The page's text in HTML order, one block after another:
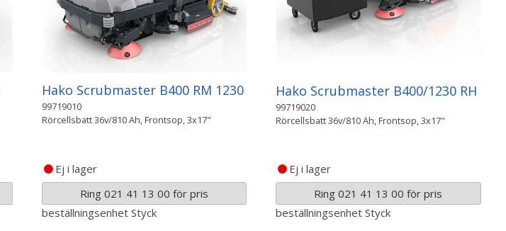
Hako Scrubmaster B400 RM 1230
99719010
Rörcellsbatt 36v/810 Ah, Frontsop, 3x17"
Ej i lager
Ring 021 41 13 00 för pris
beställningsenhet Styck
Hako Scrubmaster B400/1230 RH
99719020
Rörcellsbatt 36v/810 Ah, Frontsop, 3x17"
Ej i lager
Ring 021 41 13 00 för pris
beställningsenhet Styck